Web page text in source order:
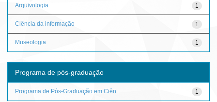
1
Arquivologia
1
Ciência da informação
1
Museologia
Programa de pós-graduação
1
Programa de Pós-Graduação em Ciên...